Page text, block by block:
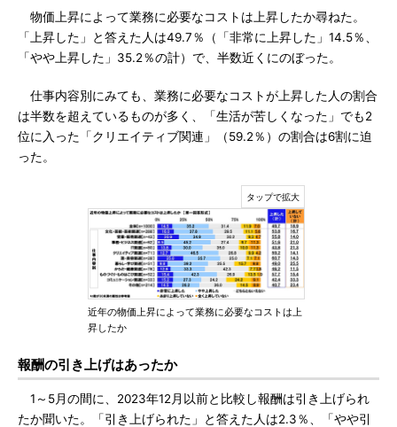
物価上昇によって業務に必要なコストは上昇したか尋ねた。
「上昇した」と答えた人は49.7％（「非常に上昇した」14.5％、
「やや上昇した」35.2％の計）で、半数近くにのぼった。
仕事内容別にみても、業務に必要なコストが上昇した人の割合
は半数を超えているものが多く、「生活が苦しくなった」でも2
位に入った「クリエイティブ関連」（59.2％）の割合は6割に迫
った。
近年の物価上昇によって業務に必要なコストは上
昇したか
報酬の引き上げはあったか
1～5月の間に、2023年12月以前と比較し報酬は引き上げられ
たか聞いた。「引き上げられた」と答えた人は2.3％、「やや引